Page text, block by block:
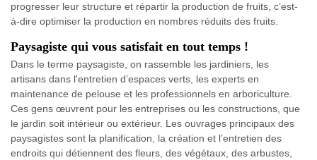
progresser leur structure et répartir la production de fruits, c’est-
à-dire optimiser la production en nombres réduits des fruits.
Paysagiste qui vous satisfait en tout temps !
Dans le terme paysagiste, on rassemble les jardiniers, les
artisans dans l'entretien d’espaces verts, les experts en
maintenance de pelouse et les professionnels en arboriculture.
Ces gens œuvrent pour les entreprises ou les constructions, que
le jardin soit intérieur ou extérieur. Les ouvrages principaux des
paysagistes sont la planification, la création et l’entretien des
endroits qui détiennent des fleurs, des végétaux, des arbustes,